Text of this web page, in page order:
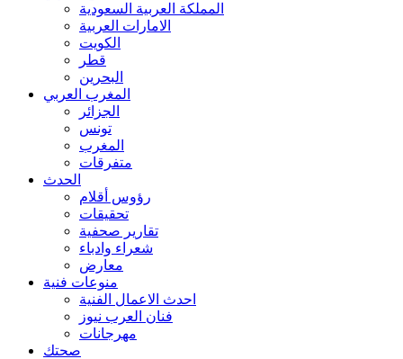
المملكة العربية السعودية
الامارات العربية
الكويت
قطر
البحرين
المغرب العربي
الجزائر
تونس
المغرب
متفرقات
الحدث
رؤوس أقلام
تحقيقات
تقارير صحفية
شعراء وادباء
معارض
منوعات فنية
احدث الاعمال الفنية
فنان العرب نيوز
مهرجانات
صحتك